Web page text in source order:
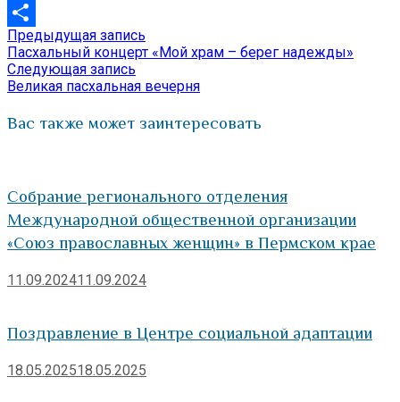
VK
Отправить
Навигация
по
записям
Предыдущая запись
запись:
Пасхальный концерт «Мой храм – берег надежды»
Следующая запись
запись:
Великая пасхальная вечерня
Вас также может заинтересовать
Собрание регионального отделения
Международной общественной организации
«Союз православных женщин» в Пермском крае
11.09.202411.09.2024
Поздравление в Центре социальной адаптации
18.05.202518.05.2025